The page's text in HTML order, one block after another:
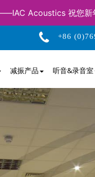
Acoustics 祝您新
+86
减振产品 听音&录音室